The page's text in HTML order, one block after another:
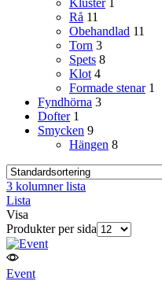
Rå 11
Obehandlad 11
Torn 3
Spets 8
Klot 4
Formade stenar 1
Fyndhörna 3
Dofter 1
Smycken 9
Hängen 8
3 kolumner lista
Lista
Visa
Produkter per sida
Event